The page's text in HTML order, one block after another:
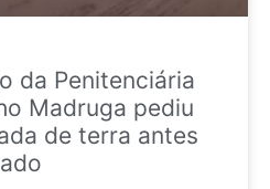
da Penitenciária
Madruga pediu
de terra antes